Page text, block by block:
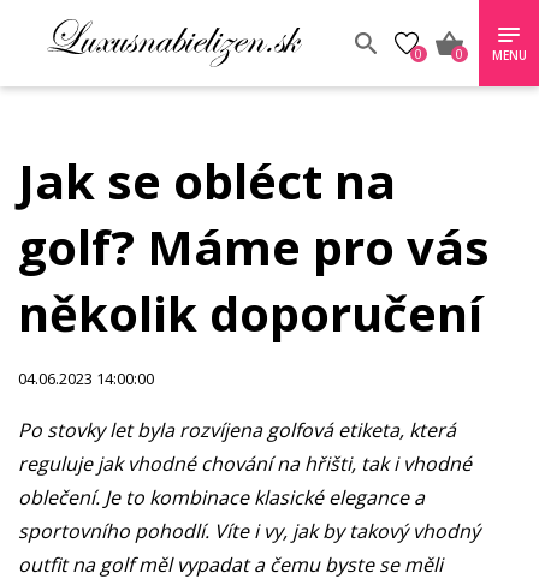
0 0 MENU
Jak se obléct na
golf? Máme pro vás
několik doporučení
04.06.2023 14:00:00
Po stovky let byla rozvíjena golfová etiketa, která
reguluje jak vhodné chování na hřišti, tak i vhodné
oblečení. Je to kombinace klasické elegance a
sportovního pohodlí. Víte i vy, jak by takový vhodný
outfit na golf měl vypadat a čemu byste se měli